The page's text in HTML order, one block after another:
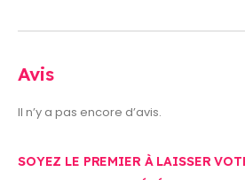
Avis
Il n’y a pas encore d’avis.
SOYEZ LE PREMIER À LAISSER